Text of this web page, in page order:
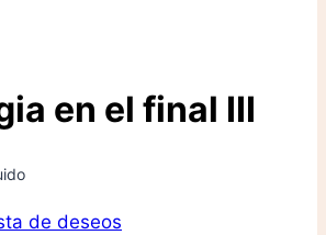
en el final III
de deseos